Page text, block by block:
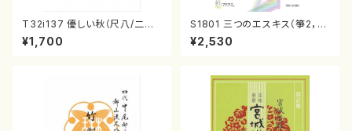
T32i137 優しい秋（尺八/二代
山本邦山/尺八/都山式譜）都山
流公刊楽譜曲番:586
¥1,700
S1801 三つのエスキス（箏2，1
7/清水 脩/楽譜）
¥2,530